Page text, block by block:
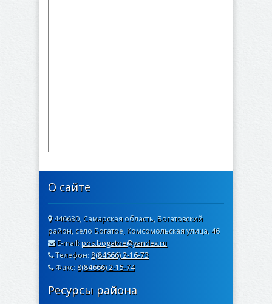
О сайте
446630, Самарская область, Богатовский
район, село Богатое, Комсомольская улица, 46
E-mail: pos.bogatoe@yandex.ru
Телефон: 8(84666) 2-16-73
Факс: 8(84666) 2-15-74
Ресурсы района